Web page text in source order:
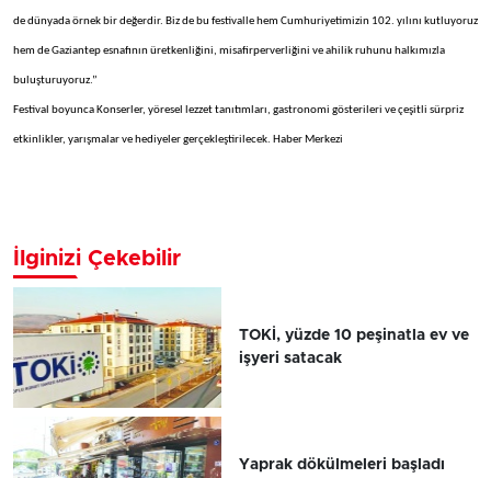
de dünyada örnek bir değerdir. Biz de bu festivalle hem Cumhuriyetimizin 102. yılını kutluyoruz
hem de Gaziantep esnafının üretkenliğini, misafirperverliğini ve ahilik ruhunu halkımızla
buluşturuyoruz.”
Festival boyunca Konserler, yöresel lezzet tanıtımları, gastronomi gösterileri ve çeşitli sürpriz
etkinlikler, yarışmalar ve hediyeler gerçekleştirilecek. Haber Merkezi
İlginizi Çekebilir
TOKİ, yüzde 10 peşinatla ev ve
işyeri satacak
Yaprak dökülmeleri başladı